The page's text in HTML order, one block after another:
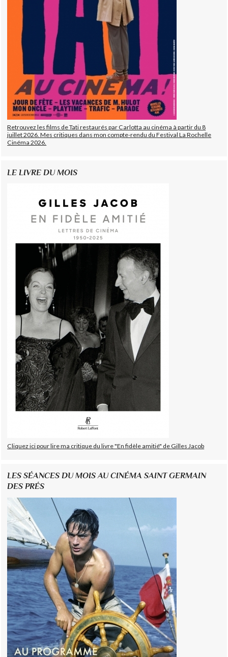
Retrouvez les films de Tati restaurés par Carlotta au cinéma à partir du 8
juillet 2026. Mes critiques dans mon compte-rendu du Festival La Rochelle
Cinéma 2026.
LE LIVRE DU MOIS
Cliquez ici pour lire ma critique du livre "En fidèle amitié" de Gilles Jacob
LES SÉANCES DU MOIS AU CINÉMA SAINT GERMAIN
DES PRÉS